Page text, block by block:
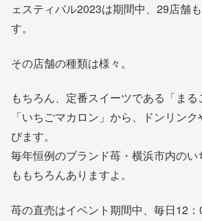
ェスティバル2023は期間中、29店舗
す。
その店舗の種類は様々。
もちろん、定番スイーツである「ま
「いちごマカロン」から、ドンリン
びます。
毎年恒例のブランド苺・横浜市内の
ももちろんありますよ。
苺の直売はイベント期間中、毎日12：